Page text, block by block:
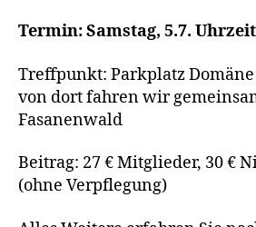
Termin: Samstag, 5.7.
Treffpunkt: Parkplatz
von dort fahren wir
Fasanenwald
Beitrag: 27 € Mitglieder, 30 €
(ohne Verpflegung)